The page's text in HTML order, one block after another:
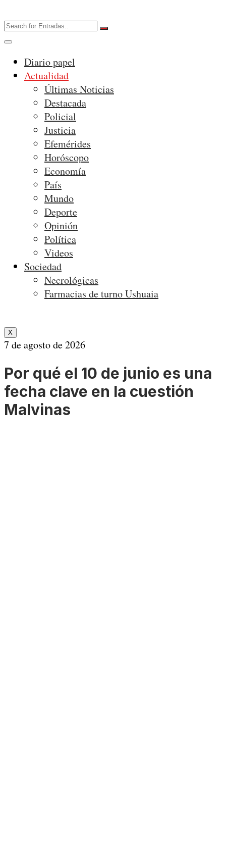
Diario papel
Actualidad
Últimas Noticias
Destacada
Policial
Justicia
Efemérides
Horóscopo
Economía
País
Mundo
Deporte
Opinión
Política
Videos
Sociedad
Necrológicas
Farmacias de turno Ushuaia
X
7 de agosto de 2026
Por qué el 10 de junio es una
fecha clave en la cuestión
Malvinas